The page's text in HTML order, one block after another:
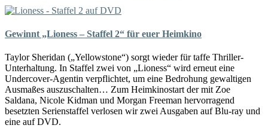
Gewinnt „Lioness – Staffel 2“ für euer Heimkino
Taylor Sheridan („Yellowstone“) sorgt wieder für taffe Thriller-
Unterhaltung. In Staffel zwei von „Lioness“ wird erneut eine
Undercover-Agentin verpflichtet, um eine Bedrohung gewaltigen
Ausmaßes auszuschalten… Zum Heimkinostart der mit Zoe
Saldana, Nicole Kidman und Morgan Freeman hervorragend
besetzten Serienstaffel verlosen wir zwei Ausgaben auf Blu-ray und
eine auf DVD.